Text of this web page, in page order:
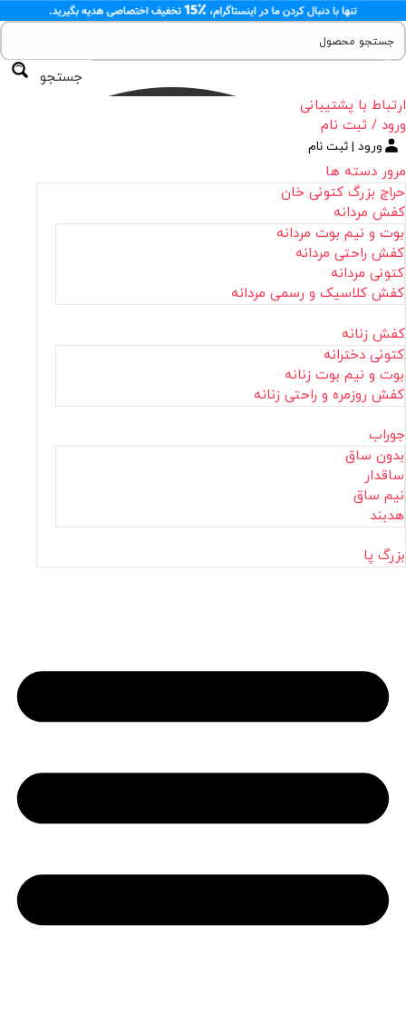
جستجو
ارتباط با پشتیبانی
ورود / ثبت نام
ورود | ثبت نام
مرور دسته ها
حراج بزرگ کتونی خان
کفش مردانه
بوت و نیم بوت مردانه
کفش راحتی مردانه
کتونی مردانه
کفش کلاسیک و رسمی مردانه
کفش زنانه
کتونی دخترانه
بوت و نیم بوت زنانه
کفش روزمره و راحتی زنانه
جوراب
بدون ساق
ساقدار
نیم ساق
هدبند
بزرگ پا